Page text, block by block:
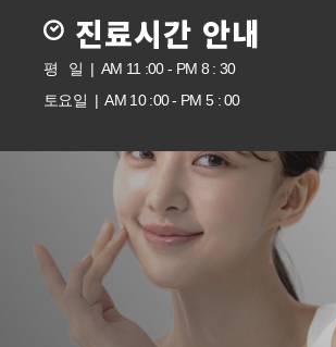
진료시간 안내
평 일 | AM 11 :00 - PM 8 : 30
토요일 | AM 10 :00 - PM 5 : 00